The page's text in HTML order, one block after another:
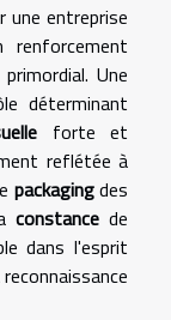
une entreprise
Une
déterminant
forte et
reflétée à
packagingdes
constance de
dans l'esprit